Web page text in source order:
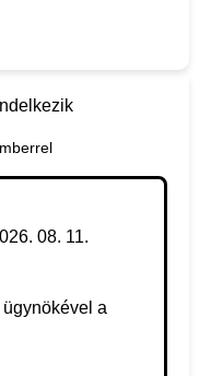
08. 11.
a